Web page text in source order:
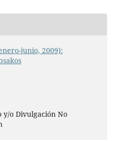
junio, 2009):
y/o Divulgación No